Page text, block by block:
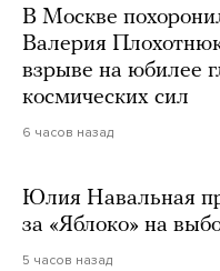
В Москве
Валерия
взрыве на юбилее
космических сил
6 часов назад
Юлия Навальная
за «Яблоко» на
5 часов назад